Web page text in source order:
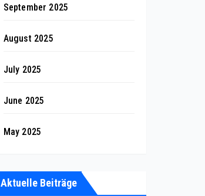
September 2025
August 2025
July 2025
June 2025
May 2025
Aktuelle Beiträge